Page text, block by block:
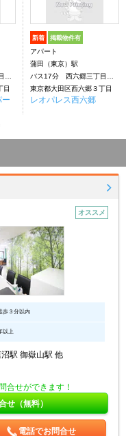
目
ー
新着 掲載物件有
アパート
蒲田（東京）駅
バス17分 西六郷三丁目下車：停歩4分
東京都大田区西六郷３丁目
レオパレス西六郷
オススメ
歩３分以内
以上
駅 御嶽山駅 他
合せができます！
せ（無料）
電話でお問合せ